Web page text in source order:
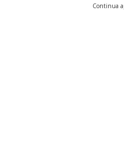
Continua